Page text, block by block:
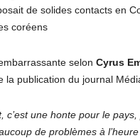
de solides contacts en
coréens
selon Cyrus
la publication du journal
c’est une honte pour le
de problèmes à